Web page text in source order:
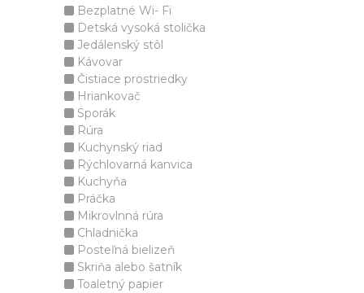
Bezplatné Wi- Fi
Detská vysoká stolička
Jedálenský stôl
Kávovar
Čistiace prostriedky
Hriankovač
Sporák
Rúra
Kuchynský riad
Rýchlovarná kanvica
Kuchyňa
Práčka
Mikrovlnná rúra
Chladnička
Posteľná bielizeň
Skriňa alebo šatník
Toaletný papier